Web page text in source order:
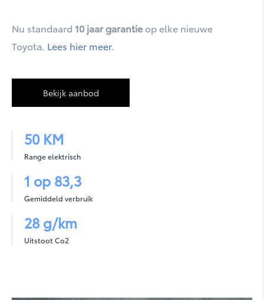
Corolla Cross
Nu standaard 10 jaar garantieop elke nieuwe
Toyota. Lees hier meer.
Bekijk aanbod
50 KM
Range elektrisch
1 op 83,3
Gemiddeld verbruik
28 g/km
Uitstoot Co2